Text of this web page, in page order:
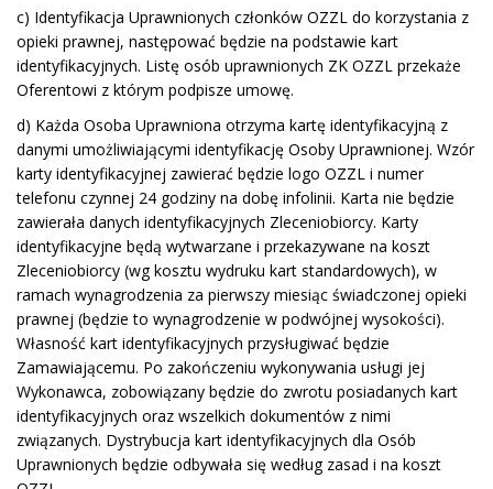
c) Identyfikacja Uprawnionych członków OZZL do korzystania z
opieki prawnej, następować będzie na podstawie kart
identyfikacyjnych. Listę osób uprawnionych ZK OZZL przekaże
Oferentowi z którym podpisze umowę.
d) Każda Osoba Uprawniona otrzyma kartę identyfikacyjną z
danymi umożliwiającymi identyfikację Osoby Uprawnionej. Wzór
karty identyfikacyjnej zawierać będzie logo OZZL i numer
telefonu czynnej 24 godziny na dobę infolinii. Karta nie będzie
zawierała danych identyfikacyjnych Zleceniobiorcy. Karty
identyfikacyjne będą wytwarzane i przekazywane na koszt
Zleceniobiorcy (wg kosztu wydruku kart standardowych), w
ramach wynagrodzenia za pierwszy miesiąc świadczonej opieki
prawnej (będzie to wynagrodzenie w podwójnej wysokości).
Własność kart identyfikacyjnych przysługiwać będzie
Zamawiającemu. Po zakończeniu wykonywania usługi jej
Wykonawca, zobowiązany będzie do zwrotu posiadanych kart
identyfikacyjnych oraz wszelkich dokumentów z nimi
związanych. Dystrybucja kart identyfikacyjnych dla Osób
Uprawnionych będzie odbywała się według zasad i na koszt